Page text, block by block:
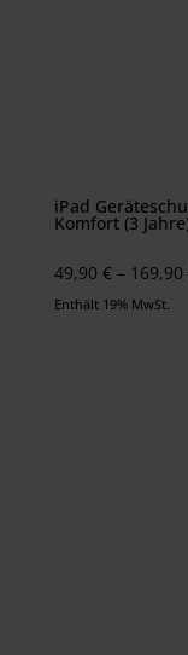
iPad
Komfort (3
49,90 € – 169,90
Enthält 19% MwSt.